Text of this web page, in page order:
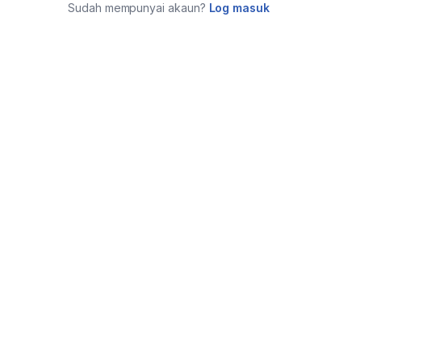
Sudah mempunyai akaun? Log masuk